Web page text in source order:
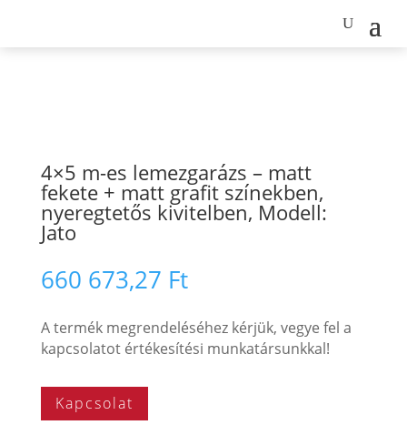
4×5 m-es lemezgarázs – matt
fekete + matt grafit színekben,
nyeregtetős kivitelben, Modell:
Jato
660 673,27 Ft
A termék megrendeléséhez kérjük, vegye fel a
kapcsolatot értékesítési munkatársunkkal!
Kapcsolat